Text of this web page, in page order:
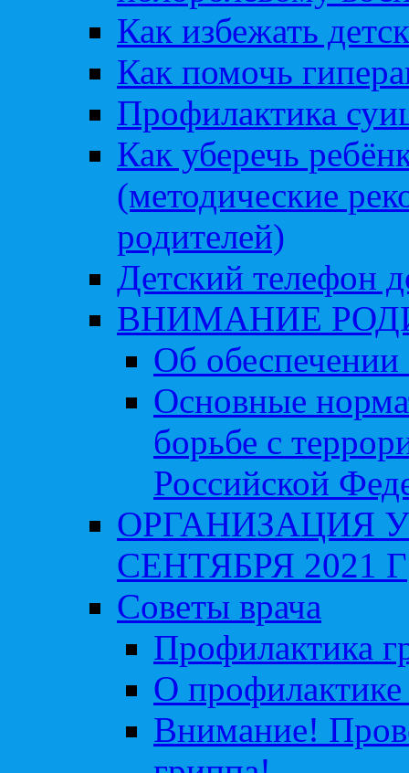
Как избежать
Как помочь
Профилактика
Как уберечь
(методические
родителей)
Детский телефон
ВНИМАНИЕ
Об обеспечении
Основные
борьбе с
Российской
ОРГАНИЗАЦИЯ
СЕНТЯБРЯ 2021 Г
Советы врача
Профилактика
О профилактике
Внимание!